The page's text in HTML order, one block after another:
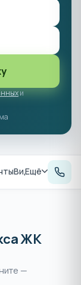
и
Видеообзор
Ещё
ЖК
—